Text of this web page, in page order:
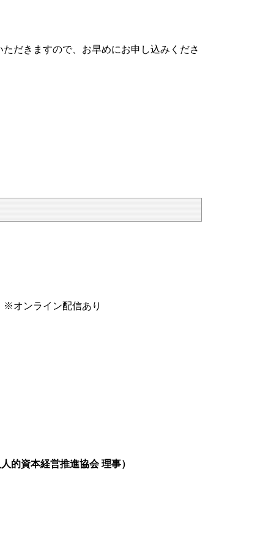
だきますので、お早めにお申し込みくださ
オンライン配信あり
的資本経営推進協会 理事）